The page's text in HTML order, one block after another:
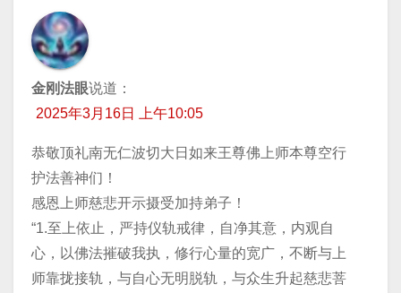
金刚法眼说道：
2025年3月16日 上午10:05
恭敬顶礼南无仁波切大日如来王尊佛上师本尊空行
护法善神们！
感恩上师慈悲开示摄受加持弟子！
“1.至上依止，严持仪轨戒律，自净其意，内观自
心，以佛法摧破我执，修行心量的宽广，不断与上
师靠拢接轨，与自心无明脱轨，与众生升起慈悲菩